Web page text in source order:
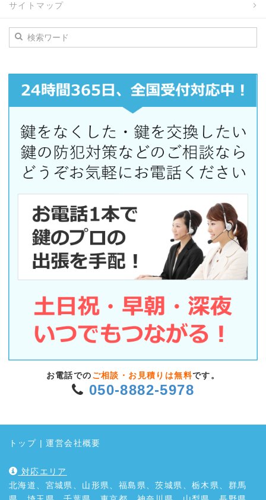
サイトマップ
お電話での ご相談・お見積りは無料です。
050-8882-5978
トップ |運営会社概要
対応エリア
北海道、宮城県、山形県、福島県、茨城県、栃木県、群馬